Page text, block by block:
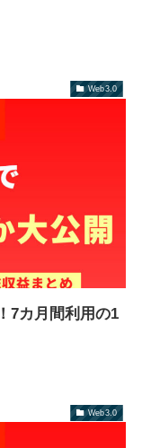
Web3.0
7カ月間利用の1
Web3.0